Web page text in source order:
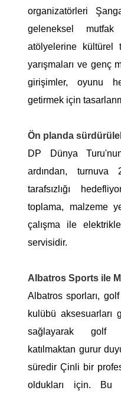
organizatörleri
geleneksel
atölyelerine kültürel
yarışmaları ve genç
girişimler, oyunu
getirmek için
Ön planda
DP Dünya
ardından, turnuva
tarafsızlığı
toplama, malzeme
çalışma ile
servisidir.
Albatros Sports ile
Albatros sporları,
kulübü aksesuarları
sağlayarak golf
katılmaktan gurur
süredir Çinli bir
oldukları için. Bu